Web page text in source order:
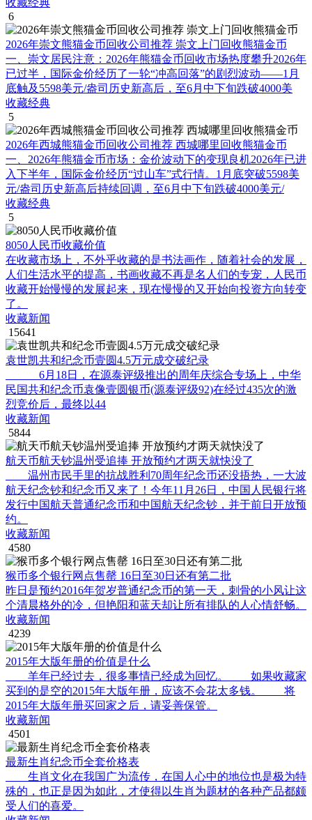
6
2026年崇文熊猫金币回收公司推荐 崇文上门回收熊猫金币
一、崇文居民注意：2026年熊猫金币回收市场热度攀升2026年
已过半，国际金价经历了一轮“冲高回落”的剧烈波动——1月
底触及5598美元/盎司历史新高后，至6月中下旬跌破4000美
收藏经典
5
2026年西城熊猫金币回收公司推荐 西城哪里回收熊猫金币
一、2026年熊猫金币市场：金价波动下的变现良机2026年已进
入下半年，国际金价经历“过山车”式行情。1月底突破5598美
元/盎司历史新高后持续回调，至6月中下旬跌破4000美元/
收藏经典
5
8050人民币收藏价值
在收藏市场上，不外乎收藏的是书法画作，随着社会的发展，
人们生活水平的提高，书画收藏不再是名人们的专宠，人民币
收藏开始慢慢的发展起来，现在慢慢的又开始向投资方向转变
了。
收藏新闻
15641
袁世凯共和纪念币壹圆4.5万元成交破纪录
6月18日，在源泰评级推出的周年庆综合专场上，中华
民国共和纪念币袁像壹圆银币(源泰评级92)在经过435次的激
烈竞价后，最终以44
收藏新闻
5844
航天币航天钞温州受追捧 开放预约才两天就快没了
温州市民手里的抗战胜利70周年纪念币还没捂热，一大波
航天纪念钞和纪念币又来了！今年11月26日，中国人民银行将
发行中国航天普通纪念币和中国航天纪念钞，并于前日开放预
约。
收藏新闻
4580
猴币多个银行网点售罄 16日至30日还有第二批
昨日是预约2016年贺岁普通纪念币的第一天，刺骨的小风让这
个清晨格外的冷，但艳阳和蓝天却让所有排队的人心情舒畅。
收藏新闻
4239
2015年大版年册的价值是什么
羊年已经过去，很多事情已经成为回忆。 如果收藏家
买到的是空的2015年大版年册，应该不会花太多钱。 将
2015年大版年册买回家之后，请妥善保管。
收藏新闻
4501
最新生肖纪念币全套价格表
生肖文化在我国广为流传，在国人心中的地位也是极为特
殊的，也正是因为如此，才使得以生肖为题材的各种产品都颇
受人们的喜爱。